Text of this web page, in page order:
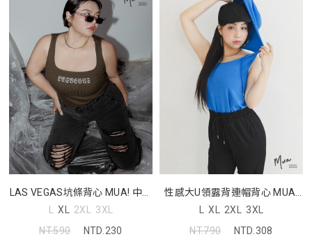
LAS VEGAS坑條背心 MUA! 中大
尺碼上衣
L XL 2XL 3XL
NT.590
NTD.230
性感大U領露背連帽背心 MUA!
中大尺碼上衣
L XL 2XL 3XL
NT.790
NTD.308